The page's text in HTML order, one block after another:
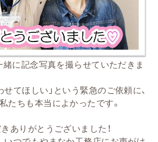
緒に記念写真を撮らせていただきま
てほしい」という緊急のご依頼に、
たちも本当によかったです。
ありがとうございました！